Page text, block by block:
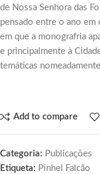
de Nossa Senhora das
pensado entre o ano em
em que a monografria
e principalmente à
temáticas
Add to compare
Categoria: Publicações
Etiqueta: Pinhel Falcão